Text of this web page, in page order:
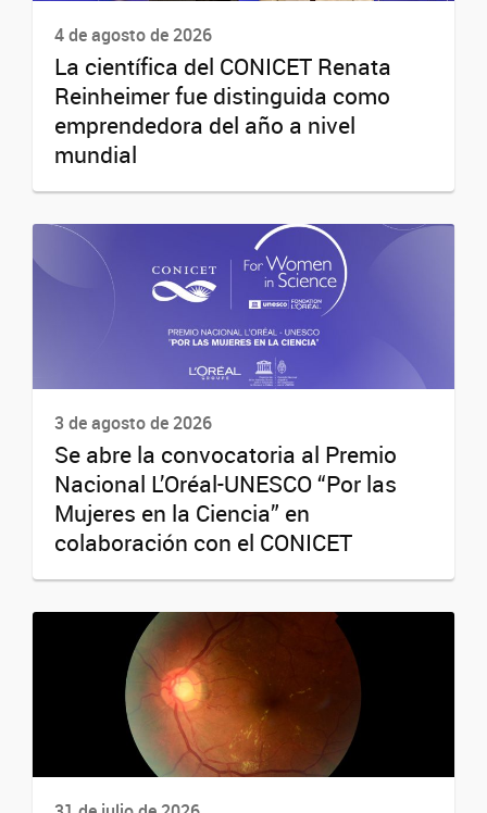
4 de agosto de 2026
La científica del CONICET Renata
Reinheimer fue distinguida como
emprendedora del año a nivel
mundial
3 de agosto de 2026
Se abre la convocatoria al Premio
Nacional L’Oréal-UNESCO “Por las
Mujeres en la Ciencia” en
colaboración con el CONICET